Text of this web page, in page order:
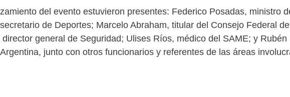
del evento estuvieron presentes: Federico Posadas, ministro
de Deportes; Marcelo Abraham, titular del Consejo Federal
director general de Seguridad; Ulises Ríos, médico del SAME; y
junto con otros funcionarios y referentes de las áreas